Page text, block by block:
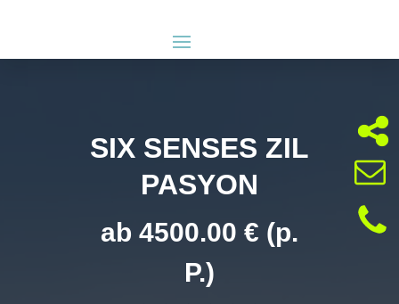
SIX SENSES ZIL
PASYON
ab 4500.00 € (p.
P.)